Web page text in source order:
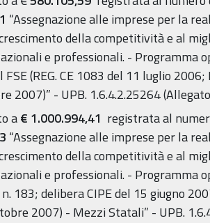
“Assegnazione alle imprese per la
della competitività e al
e professionali. -
FSE (REG. CE 1083 del 11 luglio
2007)” - UPB. 1.6.4.2.25264
a€ 1.000.994,41 registrata al
“Assegnazione alle imprese per la
della competitività e al
e professionali. - Programma
183; delibera CIPE del 15 giugno
2007) - Mezzi Statali” - UPB.